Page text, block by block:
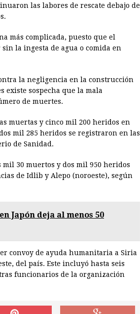
las labores de rescate debajo de
más complicada, puesto que el
la ingesta de agua o comida en
la negligencia en la construcción
existe sospecha que la mala
de muertes.
muertas y cinco mil 200 heridos en
mil 285 heridos se registraron en las
de Sanidad.
30 muertos y dos mil 950 heridos
de Idlib y Alepo (noroeste), según
Japón deja al menos 50
convoy de ayuda humanitaria a Siria
del país. Este incluyó hasta seis
funcionarios de la organización